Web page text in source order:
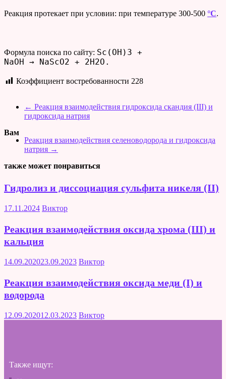
Реакция протекает при условии: при температуре 300-500 °C.
Формула поиска по сайту: Sc(OH)3 +
NaOH → NaScO2 + 2H2O.
Коэффициент востребованности 228
← Реакция взаимодействия гидроксида скандия (III) и
гидроксида натрия
Реакция взаимодействия селеноводорода и гидроксида
натрия →
Вам
также может понравиться
Гидролиз и диссоциация сульфита никеля (II)
17.11.2024 Виктор
Реакция взаимодействия оксида хрома (III) и
кальция
14.09.202023.09.2023 Виктор
Реакция взаимодействия оксида меди (I) и
водорода
12.09.202012.03.2023 Виктор
Также ищут: